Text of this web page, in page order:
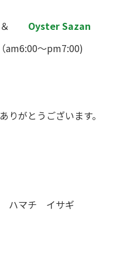
Oyster Sazan
～pm7:00)
ありがとうございます。
ハマチ イサギ